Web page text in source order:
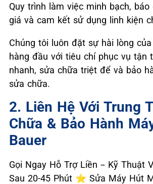
Quy trình làm việc minh bạch, báo
giá và cam kết sử dụng linh kiện
Chúng tôi luôn đặt sự hài lòng
hàng đầu với tiêu chí phục vụ tận
nhanh, sửa chữa triệt để và bảo
sửa chữa.
2. Liên Hệ Với Trung
Chữa & Bảo Hành
Bauer
Gọi Ngay Hỗ Trợ Liền – Kỹ Thuật
Sau 20-45 Phút ⭐ Sửa Máy Hút